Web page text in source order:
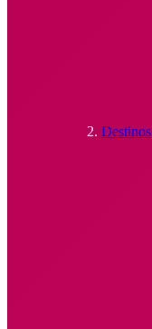
Destinos